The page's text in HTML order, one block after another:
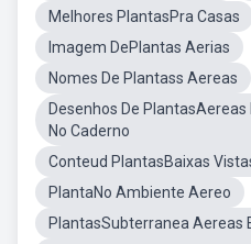
Melhores PlantasPra Casas
Imagem DePlantas Aerias
Nomes De Plantass Aereas
Desenhos De
No Caderno
Conteud PlantasBaixas
PlantaNo Ambiente Aereo
PlantasSubterranea Aereas